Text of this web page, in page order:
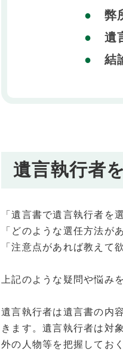
弊
遺
結
遺言執行者
「遺言書で遺言執行者を
「どのような選任方法が
「注意点があれば教えて
上記のような疑問や悩み
遺言執行者は遺言書の内
きます。遺言執行者は対
外の人物等を把握してお